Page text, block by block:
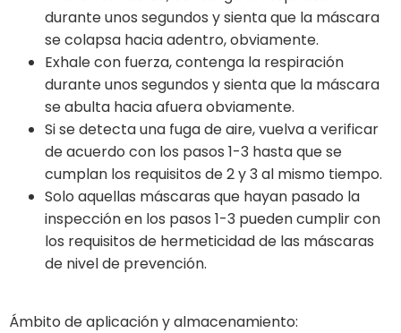
durante unos segundos y sienta que la máscara
se colapsa hacia adentro, obviamente.
Exhale con fuerza, contenga la respiración
durante unos segundos y sienta que la máscara
se abulta hacia afuera obviamente.
Si se detecta una fuga de aire, vuelva a verificar
de acuerdo con los pasos 1-3 hasta que se
cumplan los requisitos de 2 y 3 al mismo tiempo.
Solo aquellas máscaras que hayan pasado la
inspección en los pasos 1-3 pueden cumplir con
los requisitos de hermeticidad de las máscaras
de nivel de prevención.
Ámbito de aplicación y almacenamiento: